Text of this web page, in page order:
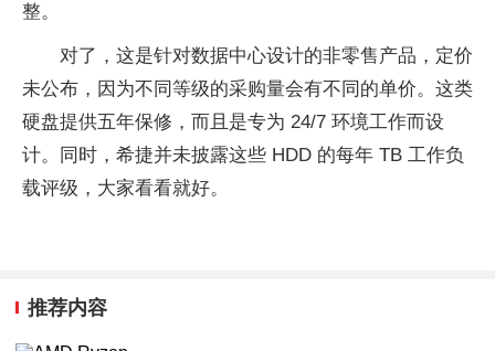
整。
对了，这是针对数据中心设计的非零售产品，定价
未公布，因为不同等级的采购量会有不同的单价。这类
硬盘提供五年保修，而且是专为 24/7 环境工作而设
计。同时，希捷并未披露这些 HDD 的每年 TB 工作负
载评级，大家看看就好。
推荐内容